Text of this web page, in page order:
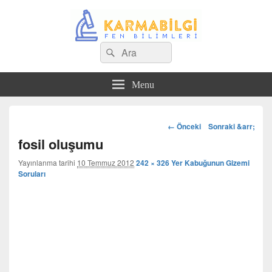
Search
for:
Ara
Menu
Görsel
← Önceki Sonraki &arr;
fosil oluşumu
Yayınlanma tarihi 10 Temmuz 2012 242 × 326Yer Kabuğunun Gizemi
Soruları